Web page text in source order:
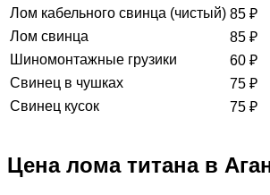
Лом кабельного свинца (чистый) 85 ₽
Лом свинца
85 ₽
Шиномонтажные грузики
60 ₽
Свинец в чушках
75 ₽
Свинец кусок
75 ₽
Цена лома титана в